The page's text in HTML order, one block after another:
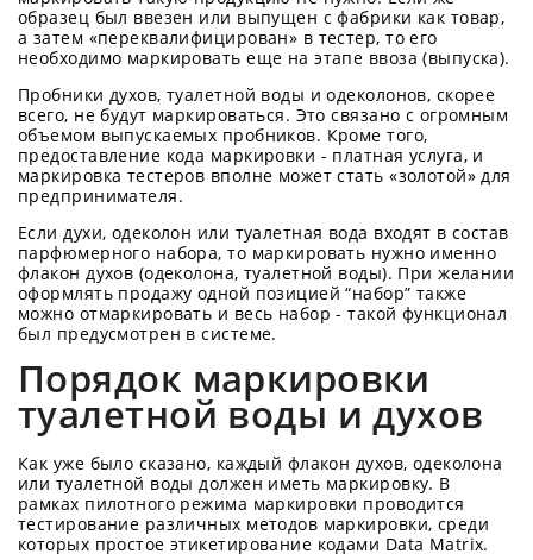
образец был ввезен или выпущен с фабрики как товар,
а затем «переквалифицирован» в тестер, то его
необходимо маркировать еще на этапе ввоза (выпуска).
Пробники духов, туалетной воды и одеколонов, скорее
всего, не будут маркироваться. Это связано с огромным
объемом выпускаемых пробников. Кроме того,
предоставление кода маркировки - платная услуга, и
маркировка тестеров вполне может стать «золотой» для
предпринимателя.
Если духи, одеколон или туалетная вода входят в состав
парфюмерного набора, то маркировать нужно именно
флакон духов (одеколона, туалетной воды). При желании
оформлять продажу одной позицией “набор” также
можно отмаркировать и весь набор - такой функционал
был предусмотрен в системе.
Порядок маркировки
туалетной воды и духов
Как уже было сказано, каждый флакон духов, одеколона
или туалетной воды должен иметь маркировку. В
рамках пилотного режима маркировки проводится
тестирование различных методов маркировки, среди
которых простое этикетирование кодами Data Matrix.